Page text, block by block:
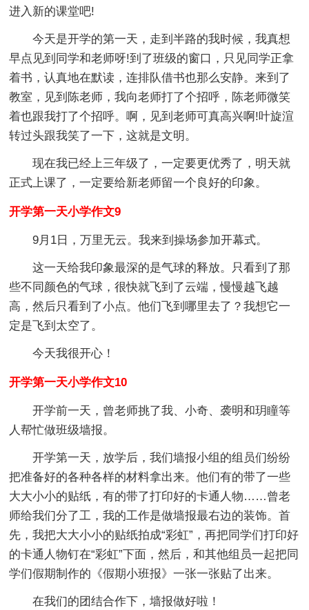
进入新的课堂吧!
今天是开学的第一天，走到半路的我时候，我真想
早点见到同学和老师呀!到了班级的窗口，只见同学正拿
着书，认真地在默读，连排队借书也那么安静。来到了
教室，见到陈老师，我向老师打了个招呼，陈老师微笑
着也跟我打了个招呼。啊，见到老师可真高兴啊!叶旋渲
转过头跟我笑了一下，这就是文明。
现在我已经上三年级了，一定要更优秀了，明天就
正式上课了，一定要给新老师留一个良好的印象。
开学第一天小学作文9
9月1日，万里无云。我来到操场参加开幕式。
这一天给我印象最深的是气球的释放。只看到了那
些不同颜色的气球，很快就飞到了云端，慢慢越飞越
高，然后只看到了小点。他们飞到哪里去了？我想它一
定是飞到太空了。
今天我很开心！
开学第一天小学作文10
开学前一天，曾老师挑了我、小奇、袭明和玥瞳等
人帮忙做班级墙报。
开学第一天，放学后，我们墙报小组的组员们纷纷
把准备好的各种各样的材料拿出来。他们有的带了一些
大大小小的贴纸，有的带了打印好的卡通人物……曾老
师给我们分了工，我的工作是做墙报最右边的装饰。首
先，我把大大小小的贴纸拍成“彩虹”，再把同学们打印好
的卡通人物钉在“彩虹”下面，然后，和其他组员一起把同
学们假期制作的《假期小班报》一张一张贴了出来。
在我们的团结合作下，墙报做好啦！